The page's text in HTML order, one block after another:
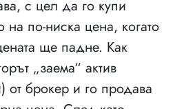
с цел да го купи
на по-ниска цена, когато
ще падне. Как
„заема“ актив
от брокер и го продава